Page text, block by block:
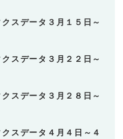
スデータ３月１５日～
スデータ３月２２日～
スデータ３月２８日～
スデータ４月４日～４